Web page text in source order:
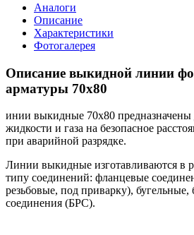
Аналоги
Описание
Характеристики
Фотогалерея
Описание выкидной линии
арматуры 70x80
инии выкидные 70x80 предназначены
жидкости и газа на безопасное
при аварийной разрядке.
Линии выкидные изготавливаются в
типу соединений: фланцевые
резьбовые, под приварку),
соединения (БРС).